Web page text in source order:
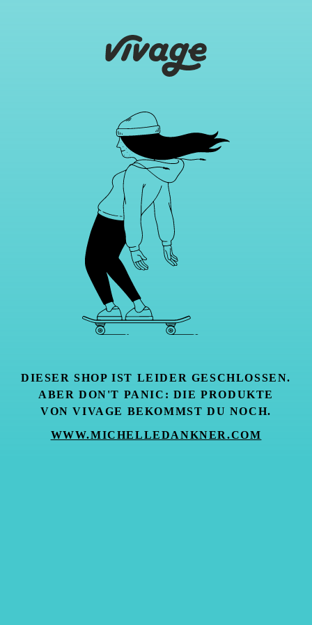
DIESER SHOP IST LEIDER GESCHLOSSEN.
ABER DON'T PANIC: DIE PRODUKTE
VON VIVAGE BEKOMMST DU NOCH.
WWW.MICHELLEDANKNER.COM